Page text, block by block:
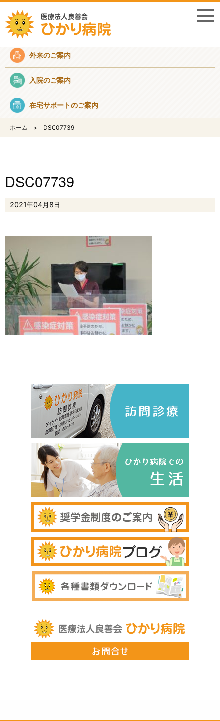
採用情報
外来のご案内
入院のご案内
在宅サポートのご案内
ホーム DSC07739
DSC07739
2021年04月8日